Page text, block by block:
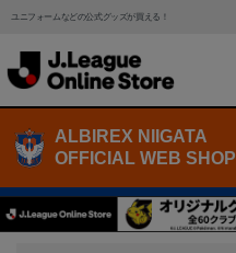
ユニフォームなどの公式グッズが買える！
ALBIREX NIIGATA
OFFICIAL WEB SHOP